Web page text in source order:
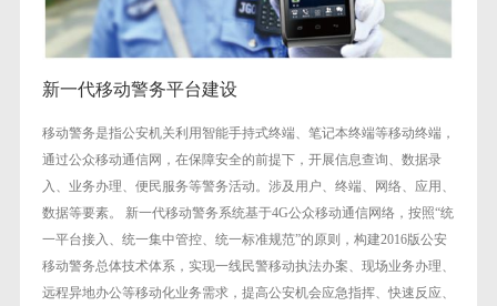
新一代移动警务平台建设
移动警务是指公安机关利用智能手持式终端、笔记本终端等移动终端，
通过公众移动通信网，在保障安全的前提下，开展信息查询、数据录
入、业务办理、便民服务等警务活动。涉及用户、终端、网络、应用、
数据等要素。 新一代移动警务系统基于4G公众移动通信网络，按照“统
一平台接入、统一集中管控、统一标准规范”的原则，构建2016版公安
移动警务总体技术体系，实现一线民警移动执法办案、现场业务办理、
远程异地办公等移动化业务需求，提高公安机会应急指挥、快速反应、